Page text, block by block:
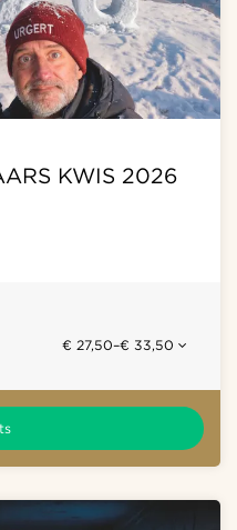
KWIS 2026
€ 27,50–€ 33,50